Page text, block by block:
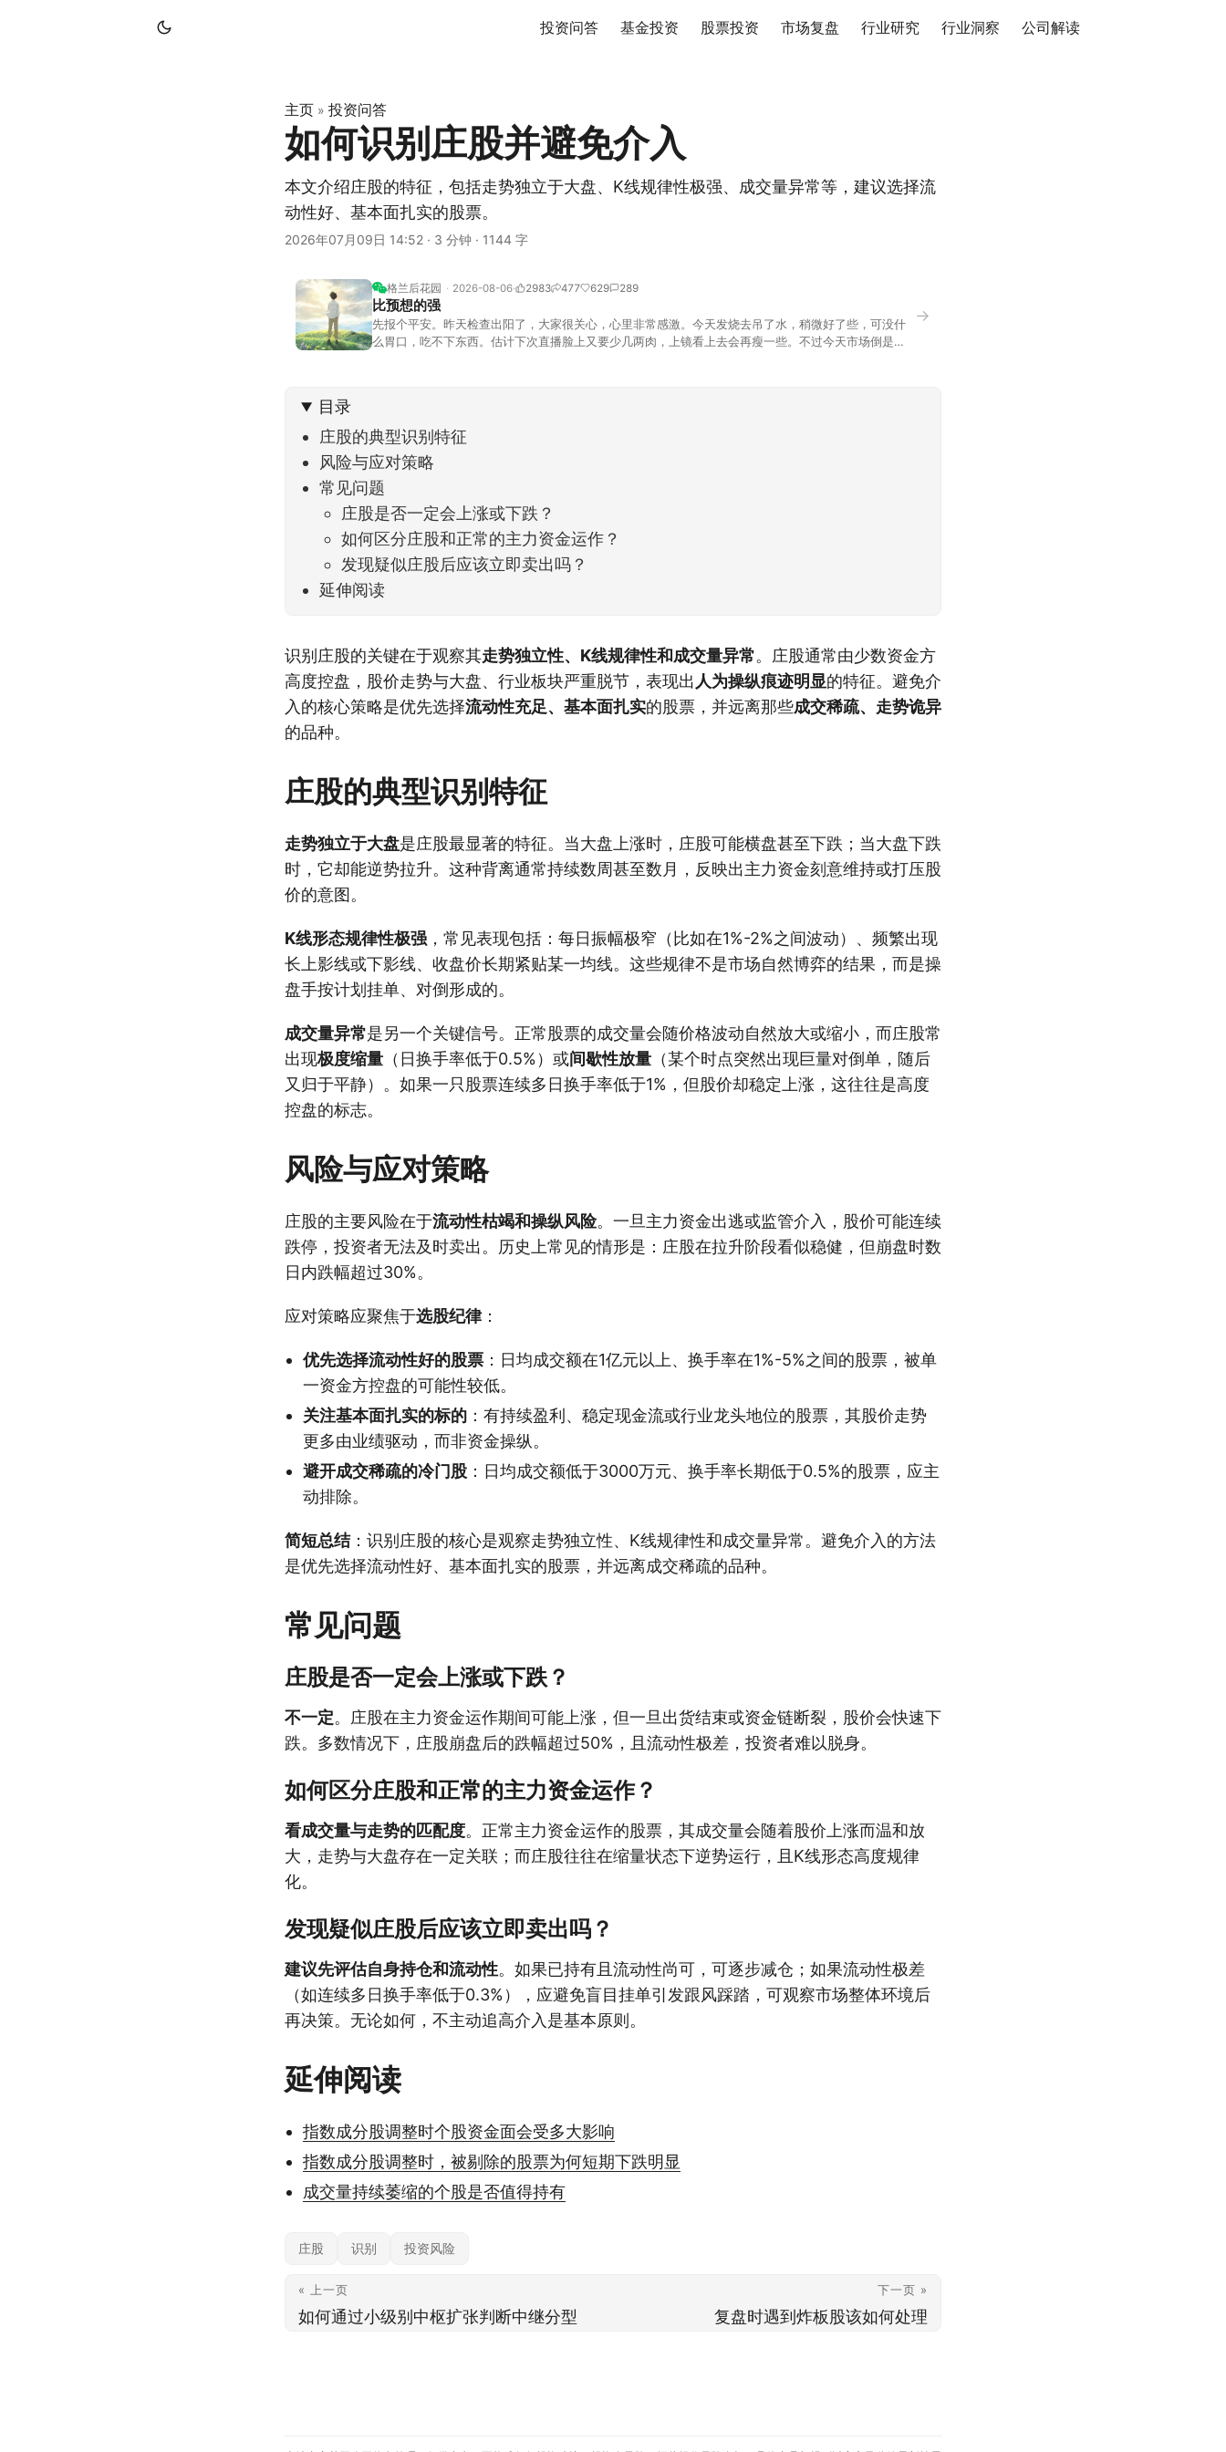
投资问答 基金投资 股票投资 市场复盘 行业研究 行业洞察 公司解读
主页 » 投资问答
如何识别庄股并避免介入
本文介绍庄股的特征，包括走势独立于大盘、K线规律性极强、成交量异常等，建议选择流
动性好、基本面扎实的股票。
2026年07月09日 14:52 · 3 分钟 · 1144 字
格兰后花园 2026-08-06 2983 477 629 289
比预想的强
先报个平安。昨天检查出阳了，大家很关心，心里非常感激。今天发烧去吊了水，稍微好了些，可没什
么胃口，吃不下东西。估计下次直播脸上又要少几两肉，上镜看上去会再瘦一些。不过今天市场倒是蛮
→
目录
庄股的典型识别特征
风险与应对策略
常见问题
庄股是否一定会上涨或下跌？
如何区分庄股和正常的主力资金运作？
发现疑似庄股后应该立即卖出吗？
延伸阅读
识别庄股的关键在于观察其走势独立性、K线规律性和成交量异常。庄股通常由少数资金方
高度控盘，股价走势与大盘、行业板块严重脱节，表现出 人为操纵痕迹明显的特征。避免介
入的核心策略是优先选择流动性充足、基本面扎实的股票，并远离那些成交稀疏、走势诡异
的品种。
庄股的典型识别特征
走势独立于大盘是庄股最显著的特征。当大盘上涨时，庄股可能横盘甚至下跌；当大盘下跌
时，它却能逆势拉升。这种背离通常持续数周甚至数月，反映出主力资金刻意维持或打压股
价的意图。
K线形态规律性极强 ，常见表现包括：每日振幅极窄（比如在1%-2%之间波动）、频繁出现
长上影线或下影线、收盘价长期紧贴某一均线。这些规律不是市场自然博弈的结果，而是操
盘手按计划挂单、对倒形成的。
成交量异常是另一个关键信号。正常股票的成交量会随价格波动自然放大或缩小，而庄股常
出现极度缩量 （日换手率低于0.5%）或间歇性放量 （某个时点突然出现巨量对倒单，随后
又归于平静）。如果一只股票连续多日换手率低于1%，但股价却稳定上涨，这往往是高度
控盘的标志。
风险与应对策略
庄股的主要风险在于流动性枯竭和操纵风险。一旦主力资金出逃或监管介入，股价可能连续
跌停，投资者无法及时卖出。历史上常见的情形是：庄股在拉升阶段看似稳健，但崩盘时数
日内跌幅超过30%。
应对策略应聚焦于选股纪律：
优先选择流动性好的股票 ：日均成交额在1亿元以上、换手率在1%-5%之间的股票，被单
一资金方控盘的可能性较低。
关注基本面扎实的标的 ：有持续盈利、稳定现金流或行业龙头地位的股票，其股价走势
更多由业绩驱动，而非资金操纵。
避开成交稀疏的冷门股 ：日均成交额低于3000万元、换手率长期低于0.5%的股票，应主
动排除。
简短总结：识别庄股的核心是观察走势独立性、K线规律性和成交量异常。避免介入的方法
是优先选择流动性好、基本面扎实的股票，并远离成交稀疏的品种。
常见问题
庄股是否一定会上涨或下跌？
不一定。庄股在主力资金运作期间可能上涨，但一旦出货结束或资金链断裂，股价会快速下
跌。多数情况下，庄股崩盘后的跌幅超过50%，且流动性极差，投资者难以脱身。
如何区分庄股和正常的主力资金运作？
看成交量与走势的匹配度。正常主力资金运作的股票，其成交量会随着股价上涨而温和放
大，走势与大盘存在一定关联；而庄股往往在缩量状态下逆势运行，且K线形态高度规律
化。
发现疑似庄股后应该立即卖出吗？
建议先评估自身持仓和流动性。如果已持有且流动性尚可，可逐步减仓；如果流动性极差
（如连续多日换手率低于0.3%），应避免盲目挂单引发跟风踩踏，可观察市场整体环境后
再决策。无论如何，不主动追高介入是基本原则。
延伸阅读
指数成分股调整时个股资金面会受多大影响
指数成分股调整时，被剔除的股票为何短期下跌明显
成交量持续萎缩的个股是否值得持有
庄股 识别 投资风险
« 上一页
如何通过小级别中枢扩张判断中继分型
下一页 »
复盘时遇到炸板股该如何处理